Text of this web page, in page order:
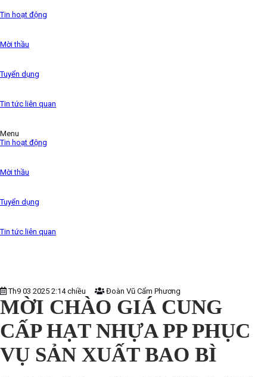
the 1500s,
Tin hoạt động
Mời thầu
Tuyển dụng
Tin tức liên quan
Menu
Tin hoạt động
Mời thầu
Tuyển dụng
Tin tức liên quan
Th9 03 2025 2:14 chiều Đoàn Vũ Cẩm Phương
MỜI CHÀO GIÁ CUNG
CẤP HẠT NHỰA PP PHỤC
VỤ SẢN XUẤT BAO BÌ